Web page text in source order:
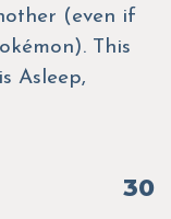
(even if
This
Asleep,
30